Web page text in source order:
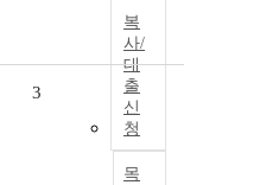
복
사/
대
출
신
청
목
3